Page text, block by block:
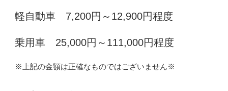
軽自動車 7,200円～12,900円程度
乗用車 25,000円～111,000円程度
※上記の金額は正確なものではございません※